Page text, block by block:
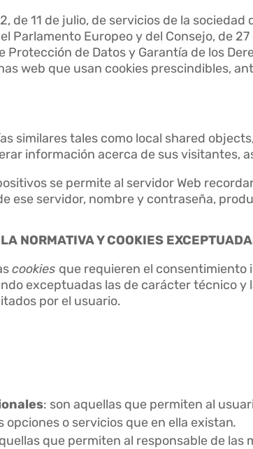
de 11 de julio, de servicios de la
Parlamento Europeo y del Consejo, de
Protección de Datos y Garantía de los
web que usan cookies prescindibles,
similares tales como local shared
información acerca de sus
se permite al servidor Web
ese servidor, nombre y contraseña,
NORMATIVA Y COOKIES
cookies que requieren el
exceptuadas las de carácter técnico
por el usuario.
: son aquellas que permiten al
o servicios que en ella existan.
que permiten al responsable de